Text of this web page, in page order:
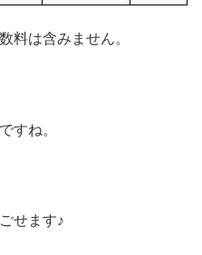
料は含みません。
すね。
せます♪